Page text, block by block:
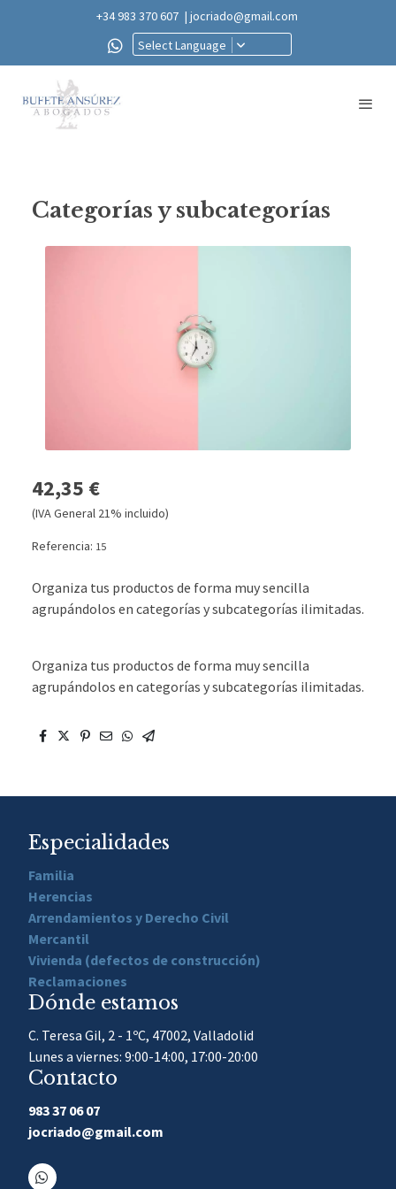
+34 983 370 607 | jocriado@gmail.com
Select Language
Categorías y subcategorías
42,35 €
(IVA General 21% incluido)
Referencia: 15
Organiza tus productos de forma muy sencilla
agrupándolos en categorías y subcategorías ilimitadas.
Organiza tus productos de forma muy sencilla
agrupándolos en categorías y subcategorías ilimitadas.
Especialidades
Familia
Herencias
Arrendamientos y Derecho Civil
Mercantil
Vivienda (defectos de construcción)
Reclamaciones
Dónde estamos
C. Teresa Gil, 2 - 1ºC, 47002, Valladolid
Lunes a viernes: 9:00-14:00, 17:00-20:00
Contacto
983 37 06 07
jocriado@gmail.com